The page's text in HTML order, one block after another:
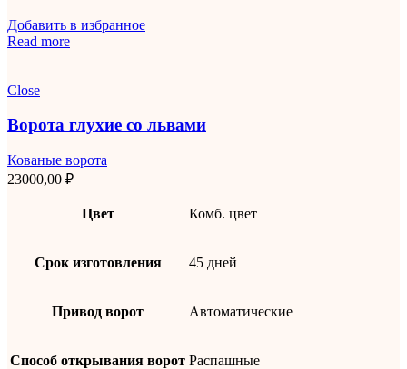
Добавить в избранное
Read more
Close
Ворота глухие со львами
Кованые ворота
23000,00 ₽
Цвет Комб. цвет
Срок изготовления 45 дней
Привод ворот Автоматические
Способ открывания ворот Распашные